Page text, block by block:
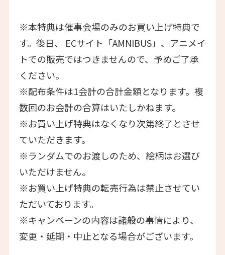
※本特典は催事会場のみのお買い上げ特典で
す。後日、 ECサイト「AMNIBUS」、アニメイ
トでの販売ではつきませんので、予めご了承
ください。
※配布条件は1会計の合計金額となります。複
数回のお会計の合算はいたしかねます。
※お買い上げ特典はなくなり次第終了とさせ
ていただきます。
※ランダムでのお渡しのため、絵柄はお選び
いただけません。
※お買い上げ特典の転売行為は禁止させてい
ただいております。
※キャンペーンの内容は諸般の事情により、
変更・延期・中止となる場合がございます。